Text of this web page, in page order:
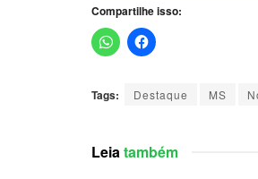
Compartilhe isso:
Tags: Destaque MS
Leiatambém